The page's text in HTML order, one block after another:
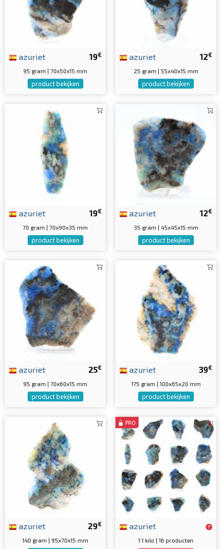
19€
azuriet
95 gram | 70x50x15 mm
product bekijken
12€
azuriet
25 gram | 55x40x15 mm
product bekijken
19€
azuriet
70 gram | 70x90x35 mm
product bekijken
12€
azuriet
35 gram | 45x45x15 mm
product bekijken
25€
azuriet
95 gram | 70x60x15 mm
product bekijken
39€
azuriet
175 gram | 100x65x20 mm
product bekijken
29€
azuriet
140 gram | 95x70x15 mm
PRO
azuriet
1.1 kilo | 16 producten